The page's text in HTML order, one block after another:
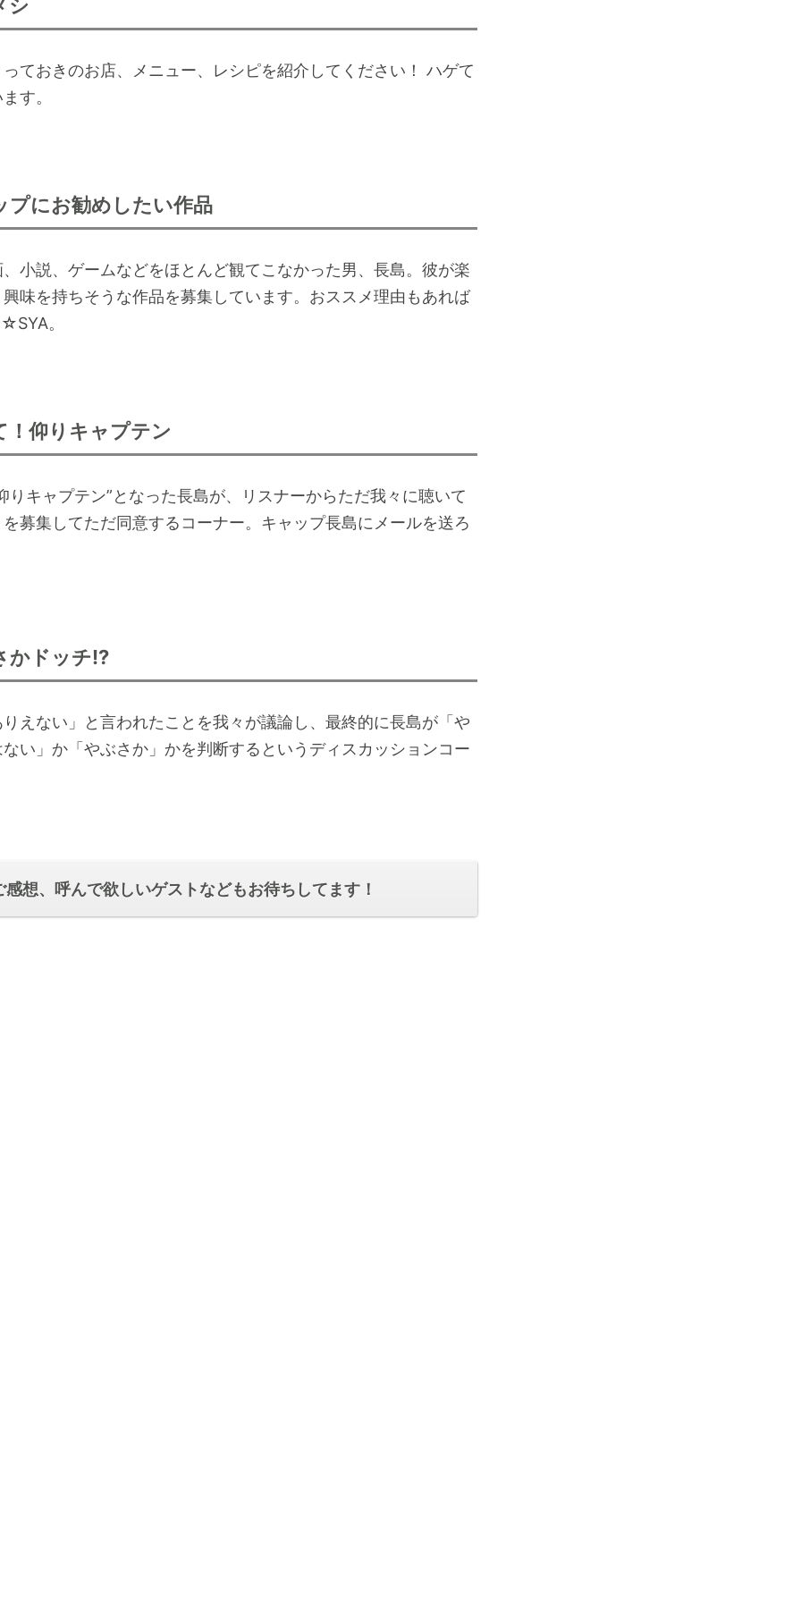
シ
ておきのお店、メニュー、レシピを紹介してください！ ハゲて
す。
にお勧めしたい作品
小説、ゲームなどをほとんど観てこなかった男、長島。彼が楽
味を持ちそうな作品を募集しています。おススメ理由もあれば
。
仰りキャプテン
りキャプテン”となった長島が、リスナーからただ我々に聴いて
募集してただ同意するコーナー。キャップ長島にメールを送ろ
ドッチ!?
えない」と言われたことを我々が議論し、最終的に長島が「や
い」か「やぶさか」かを判断するというディスカッションコー
感想、呼んで欲しいゲストなどもお待ちしてます！